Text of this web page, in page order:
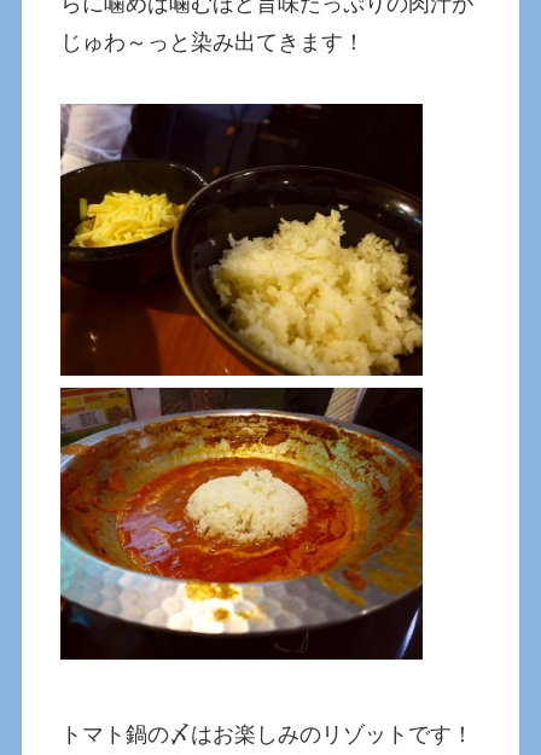
じゅわ～っと染み出てきます！
トマト鍋の〆はお楽しみのリゾットです！